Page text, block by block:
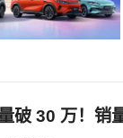
破 30 万！销